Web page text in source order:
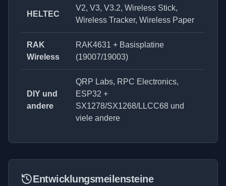
HELTEC
V2, V3, V3.2, Wireless Stick,
Wireless Tracker, Wireless Paper
RAK
Wireless
RAK4631 + Basisplatine
(19007/19003)
DIY und
andere
QRP Labs, RPC Electronics,
ESP32 +
SX1278/SX1268/LLCC68 und
viele andere
Entwicklungsmeilensteine